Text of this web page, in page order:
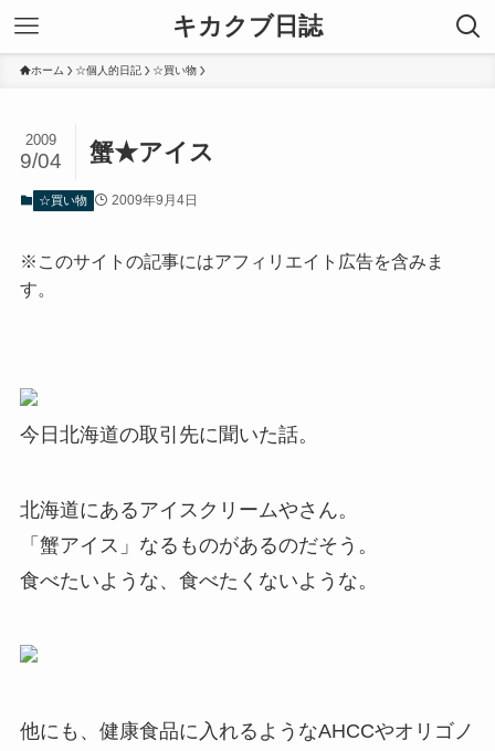
キカクブ日誌
ホーム ☆個人的日記 ☆買い物
蟹★アイス
2009
9/04
☆買い物 2009年9月4日
※このサイトの記事にはアフィリエイト広告を含みま
す。
今日北海道の取引先に聞いた話。
北海道にあるアイスクリームやさん。
「蟹アイス」なるものがあるのだそう。
食べたいような、食べたくないような。
他にも、健康食品に入れるようなAHCCやオリゴノ